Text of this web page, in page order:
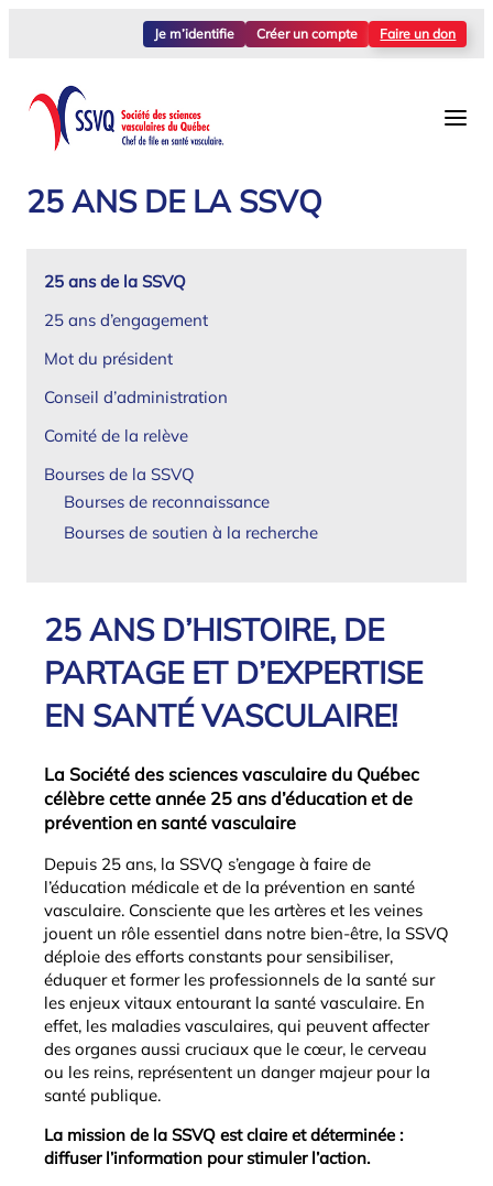
Je m’identifie Créer un compte Faire un don
25 ANS DE LA SSVQ
25 ans de la SSVQ
25 ans d’engagement
Mot du président
Conseil d’administration
Comité de la relève
Bourses de la SSVQ
Bourses de reconnaissance
Bourses de soutien à la recherche
25 ANS D’HISTOIRE, DE
PARTAGE ET D’EXPERTISE
EN SANTÉ VASCULAIRE!
La Société des sciences vasculaire du Québec
célèbre cette année 25 ans d’éducation et de
prévention en santé vasculaire
Depuis 25 ans, la SSVQ s’engage à faire de
l’éducation médicale et de la prévention en santé
vasculaire. Consciente que les artères et les veines
jouent un rôle essentiel dans notre bien-être, la SSVQ
déploie des efforts constants pour sensibiliser,
éduquer et former les professionnels de la santé sur
les enjeux vitaux entourant la santé vasculaire. En
effet, les maladies vasculaires, qui peuvent affecter
des organes aussi cruciaux que le cœur, le cerveau
ou les reins, représentent un danger majeur pour la
santé publique.
La mission de la SSVQ est claire et déterminée :
diffuser l’information pour stimuler l’action.